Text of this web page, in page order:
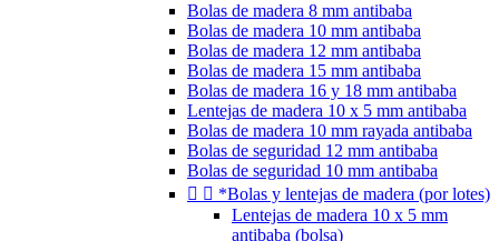
Bolas de madera 8 mm antibaba
Bolas de madera 10 mm antibaba
Bolas de madera 12 mm antibaba
Bolas de madera 15 mm antibaba
Bolas de madera 16 y 18 mm antibaba
Lentejas de madera 10 x 5 mm antibaba
Bolas de madera 10 mm rayada antibaba
Bolas de seguridad 12 mm antibaba
Bolas de seguridad 10 mm antibaba
  *Bolas y lentejas de madera (por lotes)
Lentejas de madera 10 x 5 mm
antibaba (bolsa)